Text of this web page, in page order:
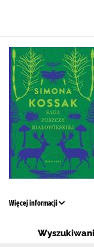
Więcej informacji